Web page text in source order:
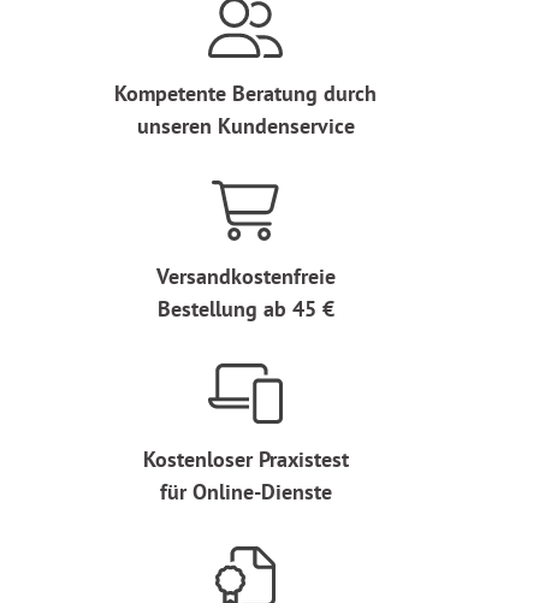
Kompetente Beratung durch
unseren Kundenservice
Versandkostenfreie
Bestellung ab 45 €
Kostenloser Praxistest
für Online-Dienste